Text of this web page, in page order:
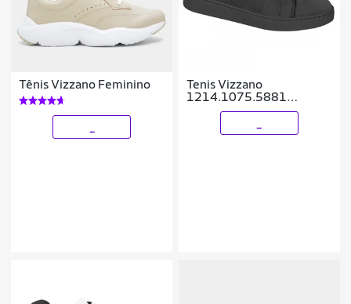
Tênis Vizzano Feminino
Tenis Vizzano
1214.1075.5881
Camurça Feminino